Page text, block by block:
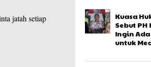
jatah setiap
Kuasa
Sebut PH
Ingin
untuk